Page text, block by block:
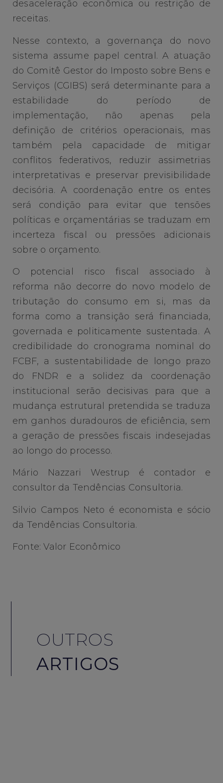
desaceleração econômica ou restrição de
receitas.
Nesse contexto, a governança do novo
sistema assume papel central. A atuação
do Comitê Gestor do Imposto sobre Bens e
Serviços (CGIBS) será determinante para a
estabilidade do período de
implementação, não apenas pela
definição de critérios operacionais, mas
também pela capacidade de mitigar
conflitos federativos, reduzir assimetrias
interpretativas e preservar previsibilidade
decisória. A coordenação entre os entes
será condição para evitar que tensões
políticas e orçamentárias se traduzam em
incerteza fiscal ou pressões adicionais
sobre o orçamento.
O potencial risco fiscal associado à
reforma não decorre do novo modelo de
tributação do consumo em si, mas da
forma como a transição será financiada,
governada e politicamente sustentada. A
credibilidade do cronograma nominal do
FCBF, a sustentabilidade de longo prazo
do FNDR e a solidez da coordenação
institucional serão decisivas para que a
mudança estrutural pretendida se traduza
em ganhos duradouros de eficiência, sem
a geração de pressões fiscais indesejadas
ao longo do processo.
Mário Nazzari Westrup é contador e
consultor da Tendências Consultoria.
Silvio Campos Neto é economista e sócio
da Tendências Consultoria.
Fonte: Valor Econômico
OUTROS
ARTIGOS